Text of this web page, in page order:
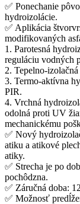
✅ Ponechanie
hydroizolácie.
✅ Aplikácia
modifikovaných
1. Parotesná
reguláciu vodných
2. Tepelno-
3. Termo-aktívna
PIR.
4. Vrchná
odolná proti UV
mechanickému
✅ Nový
atiku a atikové
atiky.
✅ Strecha je po
pochôdzna.
✅ Záručná doba:
✅ Možnosť